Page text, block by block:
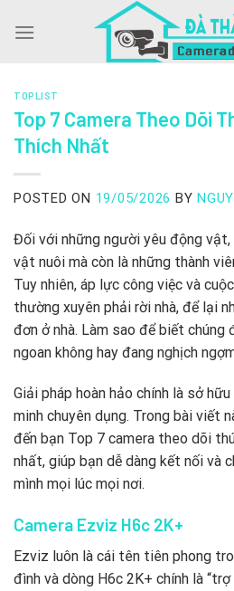
TOPLIST
Top 7 Camera Theo Dõi
Thích Nhất
POSTED ON 19/05/2026 BY
Đối với những người yêu động
vật nuôi mà còn là những thành
Tuy nhiên, áp lực công việc và
thường xuyên phải rời nhà, để lại
đơn ở nhà. Làm sao để biết chúng
ngoan không hay đang nghịch
Giải pháp hoàn hảo chính là sở
minh chuyên dụng. Trong bài viết
đến bạn Top 7 camera theo dõi
nhất, giúp bạn dễ dàng kết nối và
mình mọi lúc mọi nơi.
Camera Ezviz H6c 2K+
Ezviz luôn là cái tên tiên phong
đình và dòng H6c 2K+ chính là